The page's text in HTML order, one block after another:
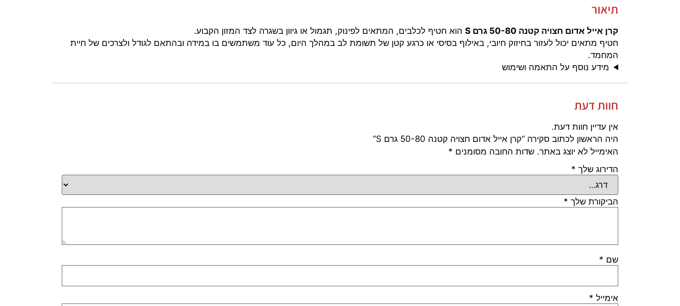
תיאור
קרן אייל אדום חצויה קטנה 50-80 גרם S
הוא חטיף לכלבים, המתאים לפינוק, תגמול או גיוון בשגרה לצד המזון הקבוע.
חטיף מתאים יכול לעזור בחיזוק חיובי, באילוף בסיסי או כרגע קטן של תשומת לב במהלך היום, כל עוד משתמשים בו במידה ובהתאם לגודל ולצרכים של חיית
המחמד.
מידע נוסף על התאמה ושימוש
חוות דעת
אין עדיין חוות דעת.
היה הראשון לכתוב סקירה “קרן אייל אדום חצויה קטנה 50-80 גרם S”
האימייל לא יוצג באתר. שדות החובה מסומנים *
הדירוג שלך *
הביקורת שלך *
שם *
אימייל *